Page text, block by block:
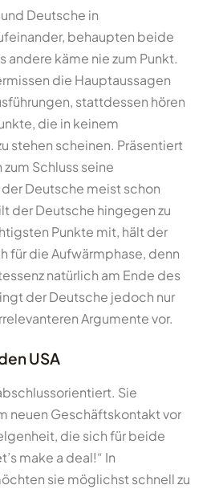
Deutsche in
behaupten beide
andere käme nie zum Punkt.
die Hauptaussagen
stattdessen hören
die in keinem
stehen scheinen. Präsentiert
Schluss seine
Deutsche meist schon
der Deutsche hingegen zu
Punkte mit, hält der
für die Aufwärmphase, denn
natürlich am Ende des
der Deutsche jedoch nur
Argumente vor.
USA
Sie
neuen Geschäftskontakt vor
die sich für beide
make a deal!“ In
sie möglichst schnell zu